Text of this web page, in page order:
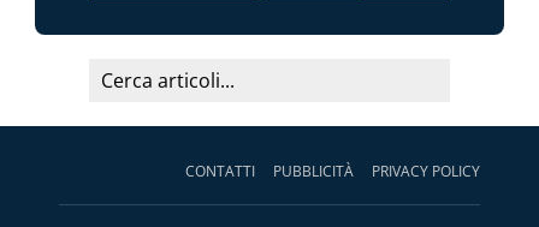
CONTATTI PUBBLICITÀ PRIVACY POLICY